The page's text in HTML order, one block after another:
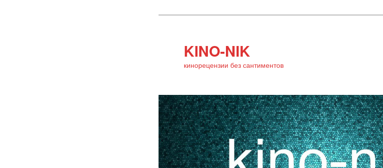
KINO-NIK
кинорецензии без сантиментов